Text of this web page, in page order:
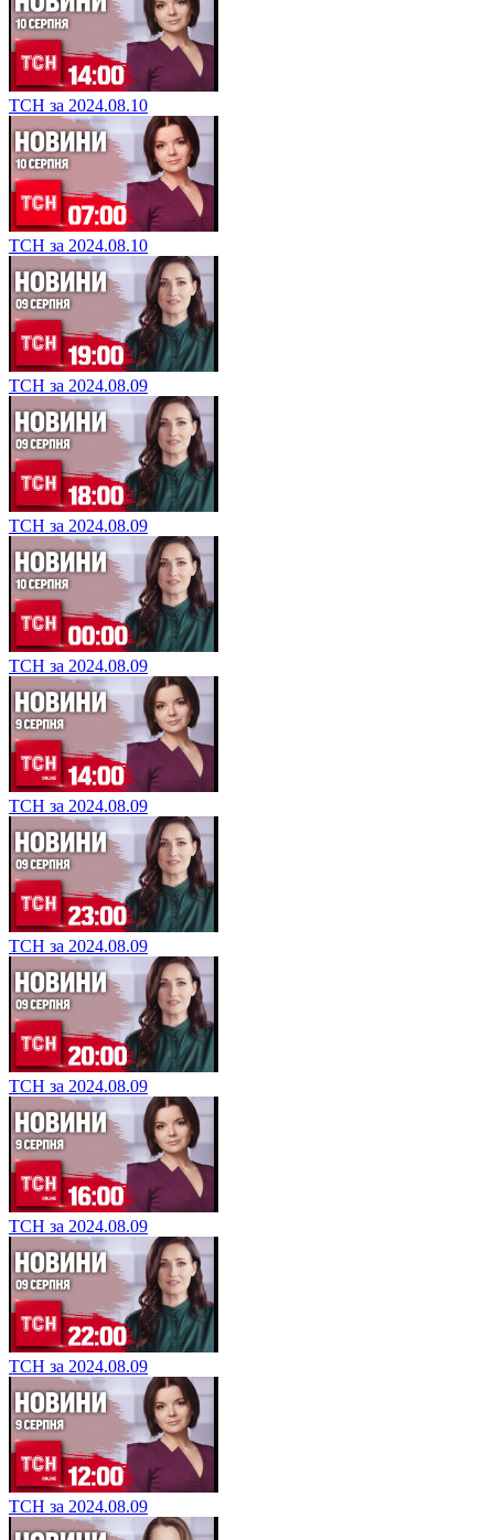
ТСН за 2024.08.10
ТСН за 2024.08.10
ТСН за 2024.08.09
ТСН за 2024.08.09
ТСН за 2024.08.09
ТСН за 2024.08.09
ТСН за 2024.08.09
ТСН за 2024.08.09
ТСН за 2024.08.09
ТСН за 2024.08.09
ТСН за 2024.08.09